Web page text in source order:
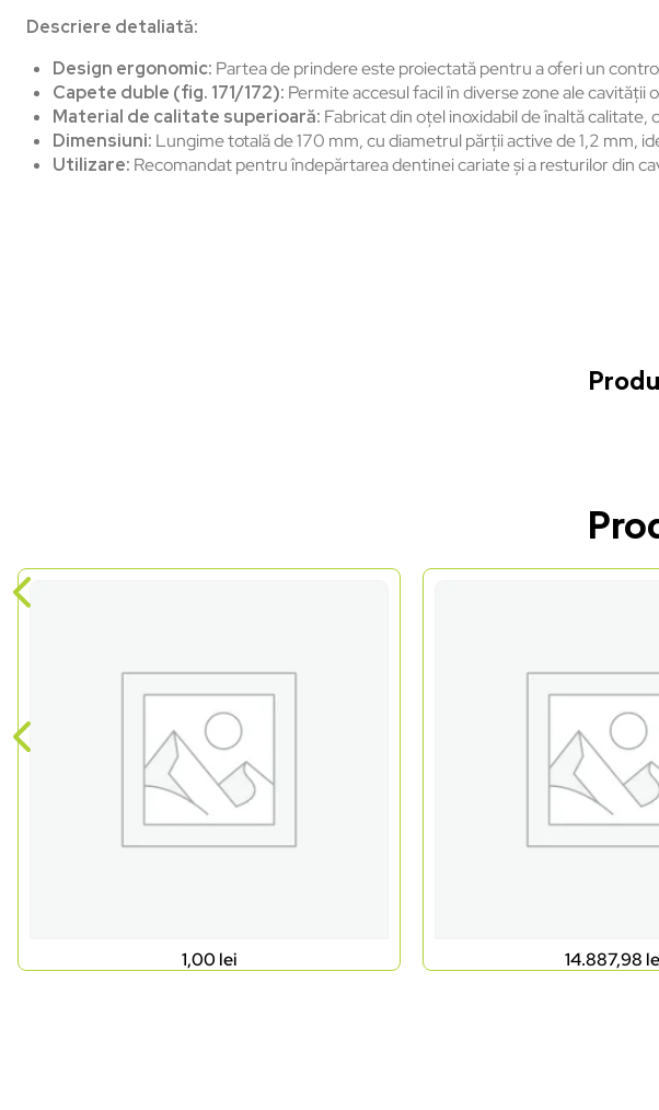
Descriere detaliată:
Design ergonomic: Partea de prindere este proiectată pentru a oferi un
Capete duble (fig. 171/172): Permite accesul facil în diverse zone ale cavității
Material de calitate superioară: Fabricat din oțel inoxidabil de înaltă
Dimensiuni: Lungime totală de 170 mm, cu diametrul părții active de 1,2 mm,
Utilizare: Recomandat pentru îndepărtarea dentinei cariate și a resturilor din
1,00 lei 14.887,98